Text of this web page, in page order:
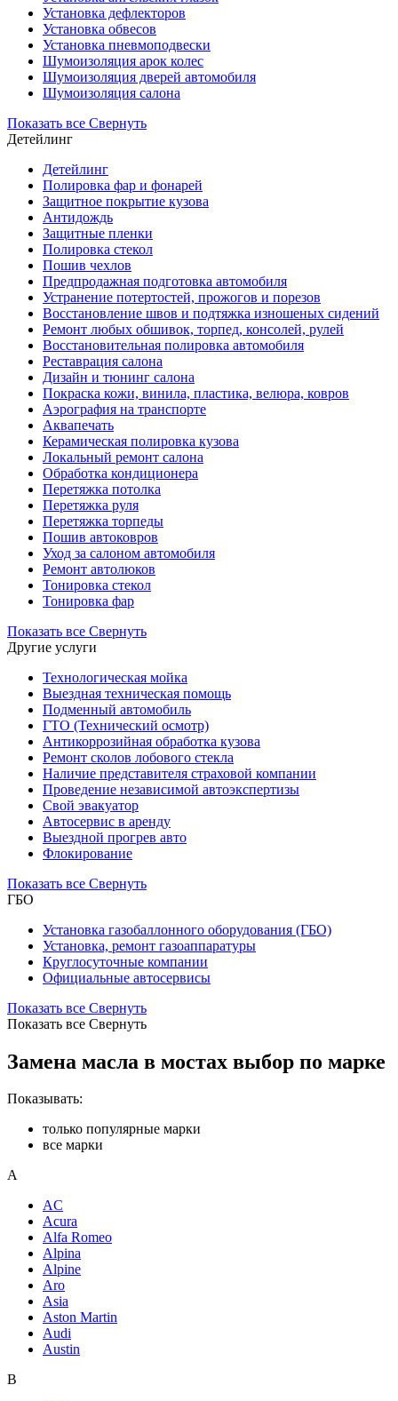
Установка дефлекторов
Установка обвесов
Установка пневмоподвески
Шумоизоляция арок колес
Шумоизоляция дверей автомобиля
Шумоизоляция салона
Показать все Свернуть
Детейлинг
Детейлинг
Полировка фар и фонарей
Защитное покрытие кузова
Антидождь
Защитные пленки
Полировка стекол
Пошив чехлов
Предпродажная подготовка автомобиля
Устранение потертостей, прожогов и порезов
Восстановление швов и подтяжка изношеных сидений
Ремонт любых обшивок, торпед, консолей, рулей
Восстановительная полировка автомобиля
Реставрация салона
Дизайн и тюнинг салона
Покраска кожи, винила, пластика, велюра, ковров
Аэрография на транспорте
Аквапечать
Керамическая полировка кузова
Локальный ремонт салона
Обработка кондиционера
Перетяжка потолка
Перетяжка руля
Перетяжка торпеды
Пошив автоковров
Уход за салоном автомобиля
Ремонт автолюков
Тонировка стекол
Тонировка фар
Показать все Свернуть
Другие услуги
Технологическая мойка
Выездная техническая помощь
Подменный автомобиль
ГТО (Технический осмотр)
Антикоррозийная обработка кузова
Ремонт сколов лобового стекла
Наличие представителя страховой компании
Проведение независимой автоэкспертизы
Свой эвакуатор
Автосервис в аренду
Выездной прогрев авто
Флокирование
Показать все Свернуть
ГБО
Установка газобаллонного оборудования (ГБО)
Установка, ремонт газоаппаратуры
Круглосуточные компании
Официальные автосервисы
Показать все Свернуть
Показать все Свернуть
Замена масла в мостах выбор по марке
Показывать:
только популярные марки
все марки
A
AC
Acura
Alfa Romeo
Alpina
Alpine
Aro
Asia
Aston Martin
Audi
Austin
B